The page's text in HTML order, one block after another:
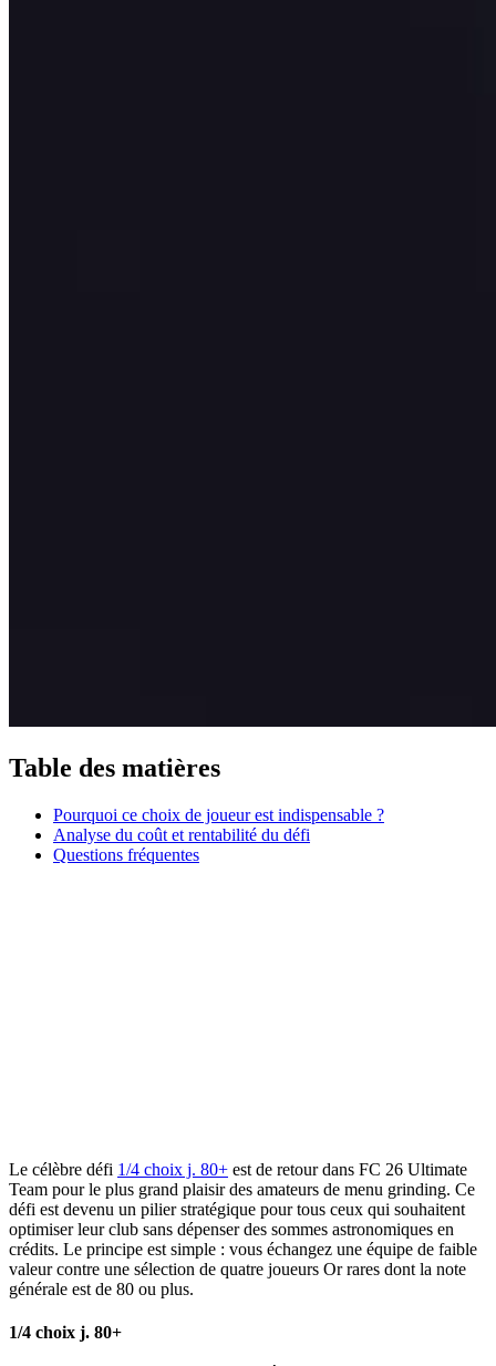
Table des matières
Pourquoi ce choix de joueur est indispensable ?
Analyse du coût et rentabilité du défi
Questions fréquentes
Le célèbre défi 1/4 choix j. 80+ est de retour dans FC 26 Ultimate
Team pour le plus grand plaisir des amateurs de menu grinding. Ce
défi est devenu un pilier stratégique pour tous ceux qui souhaitent
optimiser leur club sans dépenser des sommes astronomiques en
crédits. Le principe est simple : vous échangez une équipe de faible
valeur contre une sélection de quatre joueurs Or rares dont la note
générale est de 80 ou plus.
1/4 choix j. 80+